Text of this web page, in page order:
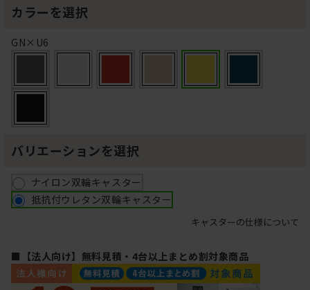
カラーを選択
GN×U6
バリエーションを選択
ナイロン双輪キャスター
抵抗付ウレタン双輪キャスター
キャスターの仕様について
■【法人向け】無料見積・4台以上まとめ割対象商品